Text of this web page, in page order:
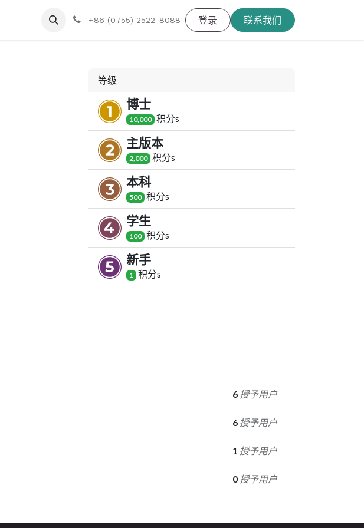
+86 (0755) 2522-8088 登录 联系我们
等级
博士
10,000 积分s
主版本
2,000 积分s
本科
500 积分s
学生
100 积分s
新手
1 积分s
6 授予用户
6 授予用户
1 授予用户
0 授予用户